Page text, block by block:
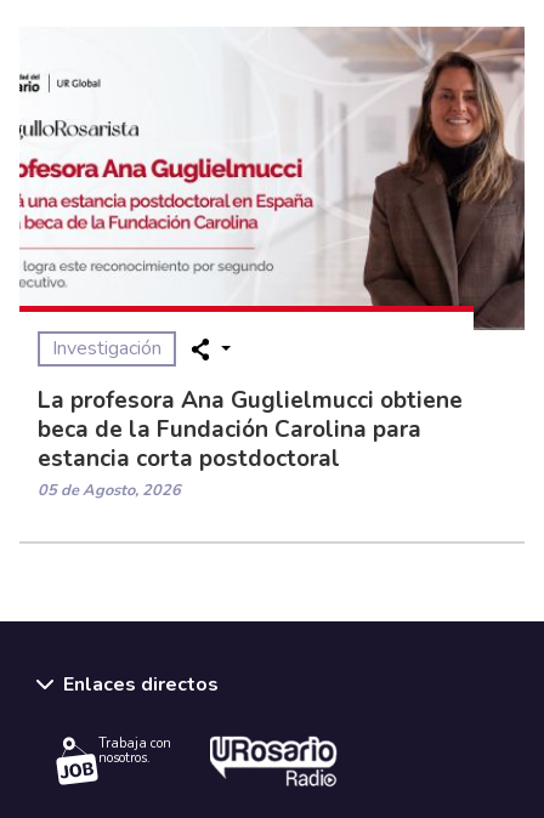
Investigación
La profesora Ana Guglielmucci obtiene
beca de la Fundación Carolina para
estancia corta postdoctoral
05 de Agosto, 2026
Enlaces directos
Trabaja con
nosotros.